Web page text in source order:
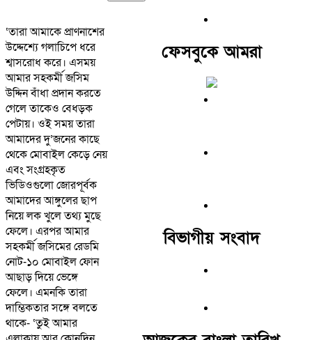
‘তারা আমাকে প্রাণনাশের
উদ্দেশ্যে গলাচিপে ধরে
শ্বাসরোধ করে। এসময়
আমার সহকর্মী জসিম
উদ্দিন বাঁধা প্রদান করতে
গেলে তাকেও বেধড়ক
পেটায়। ওই সময় তারা
আমাদের দু’জনের কাছে
থেকে মোবাইল কেড়ে নেয়
এবং সংগ্রহকৃত
ভিডিওগুলো জোরপূর্বক
আমাদের আঙ্গুলের ছাপ
নিয়ে লক খুলে তথ্য মুছে
ফেলে। এরপর আমার
সহকর্মী জসিমের রেডমি
নোট-১০ মোবাইল ফোন
আছাড় দিয়ে ভেঙ্গে
ফেলে। এমনকি তারা
দাম্ভিকতার সঙ্গে বলতে
থাকে- ‘তুই আমার
ফেসবুকে আমরা
বিভাগীয় সংবাদ